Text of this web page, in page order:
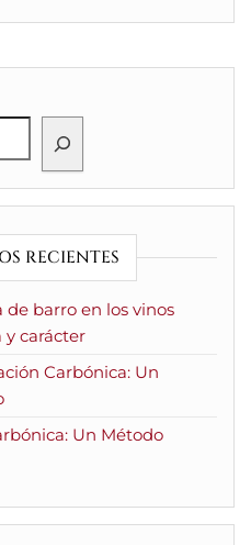
RECIENTES
de barro en los vinos
y carácter
Carbónica: Un
Un Método